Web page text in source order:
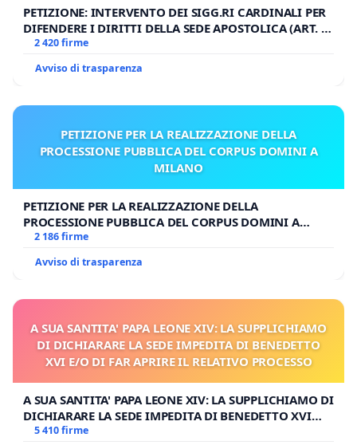
PETIZIONE: INTERVENTO DEI SIGG.RI CARDINALI PER
DIFENDERE I DIRITTI DELLA SEDE APOSTOLICA (ART. 3
UDG)
2 420 firme
Avviso di trasparenza
PETIZIONE PER LA REALIZZAZIONE DELLA
PROCESSIONE PUBBLICA DEL CORPUS DOMINI A
MILANO
PETIZIONE PER LA REALIZZAZIONE DELLA
PROCESSIONE PUBBLICA DEL CORPUS DOMINI A
MILANO
2 186 firme
Avviso di trasparenza
A SUA SANTITA' PAPA LEONE XIV: LA SUPPLICHIAMO
DI DICHIARARE LA SEDE IMPEDITA DI BENEDETTO
XVI E/O DI FAR APRIRE IL RELATIVO PROCESSO
A SUA SANTITA' PAPA LEONE XIV: LA SUPPLICHIAMO DI
DICHIARARE LA SEDE IMPEDITA DI BENEDETTO XVI
E/O DI FAR APRIRE IL RELATIVO PROCESSO
5 410 firme